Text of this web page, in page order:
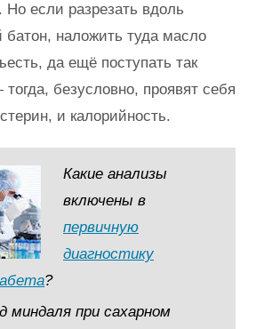
Но если разрезать вдоль
наложить туда масло
да ещё поступать так
безусловно, проявят себя
и калорийность.
Какие анализы
включены в
первичную
диагностику
?
миндаля при сахарном